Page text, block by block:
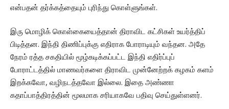
என்பதன் தர்க்கத்தையும் புரிந்து கொள்ளுங்கள்.
இரு மொழிக் கொள்கையைத்தான் திராவிட கட்சிகள் உயர்த்திப்
பிடித்தன. இந்தி திணிப்புக்கு எதிராக போராடியும் வந்தன. அதே
நேரம் ரத்த சகதியில் மூழ்கடிக்கப்பட்ட இந்தி எதிர்ப்புப்
போராட்டத்தில் மாணவர்களை திராவிட முன்னேற்றக் கழகம் களம்
இறக்கவோ, வழிநடத்தவோ இல்லை. இதை அண்ணா
கதாப்பாத்திரத்தின் மூலமாக சரியாகவே பதிவு செய்துள்ளனர்.